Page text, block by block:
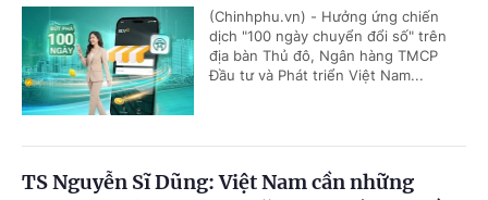
(Chinhphu.vn) - Hưởng ứng chiến
dịch "100 ngày chuyển đổi số" trên
địa bàn Thủ đô, Ngân hàng TMCP
Đầu tư và Phát triển Việt Nam...
TS Nguyễn Sĩ Dũng: Việt Nam cần những